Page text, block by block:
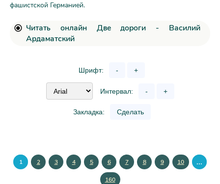
фашистской Германией.
Читать онлайн Две дороги - Василий
Ардаматский
Шрифт: - +
Интервал: - +
Закладка: Сделать
1 2 3 4 5 6 7 8 9 10 ...
160